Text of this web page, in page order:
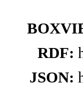
RDF:
JSON: